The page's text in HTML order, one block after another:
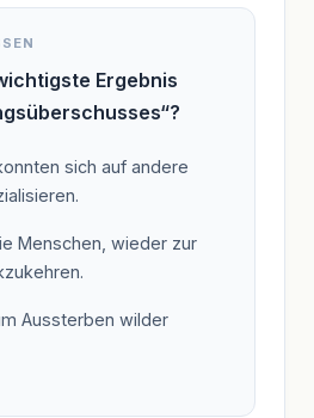
Ergebnis
sich auf andere
Menschen, wieder zur
Aussterben wilder